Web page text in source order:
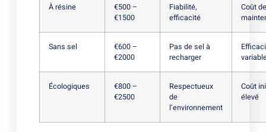
À résine
€500 –
€1500
Fiabilité,
efficacité
Coût
Sans sel
€600 –
€2000
Pas de sel à
recharger
Écologiques
€800 –
€2500
Respectueux
de
l’environnement
Coût
élevé